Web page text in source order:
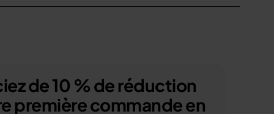
de 10 % de réduction
première commande en